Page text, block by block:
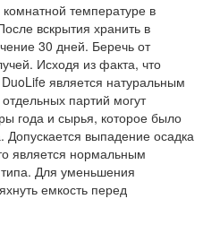
комнатной температуре в
вскрытия хранить в
30 дней. Беречь от
Исходя из факта, что
является натуральным
партий могут
года и сырья, которое было
Допускается выпадение осадка
является нормальным
Для уменьшения
емкость перед